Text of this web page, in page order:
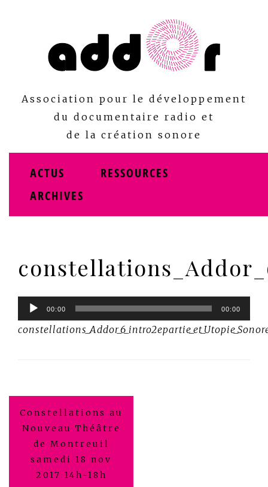
Association pour le développement
du documentaire radio et
de la création sonore
ACTUS
RESSOURCES
ARCHIVES
Lecteur
audio
00:00 00:00
Navigation
de
l’article
Constellations au
Nouveau Théâtre
de Montreuil
samedi 18 nov
2017 14h-18h